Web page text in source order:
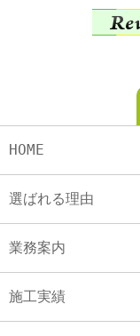
HOME
選ばれる理由
業務案内
施工実績